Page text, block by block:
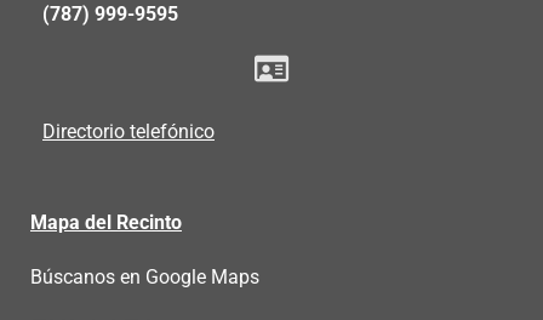
(787) 999-9595
Directorio telefónico
Mapa del Recinto
Búscanos en Google Maps